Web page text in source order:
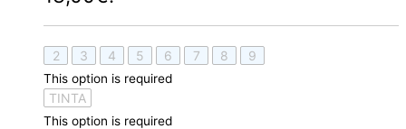
2 3 4 5 6 7 8 9
This option is required
TINTA
This option is required